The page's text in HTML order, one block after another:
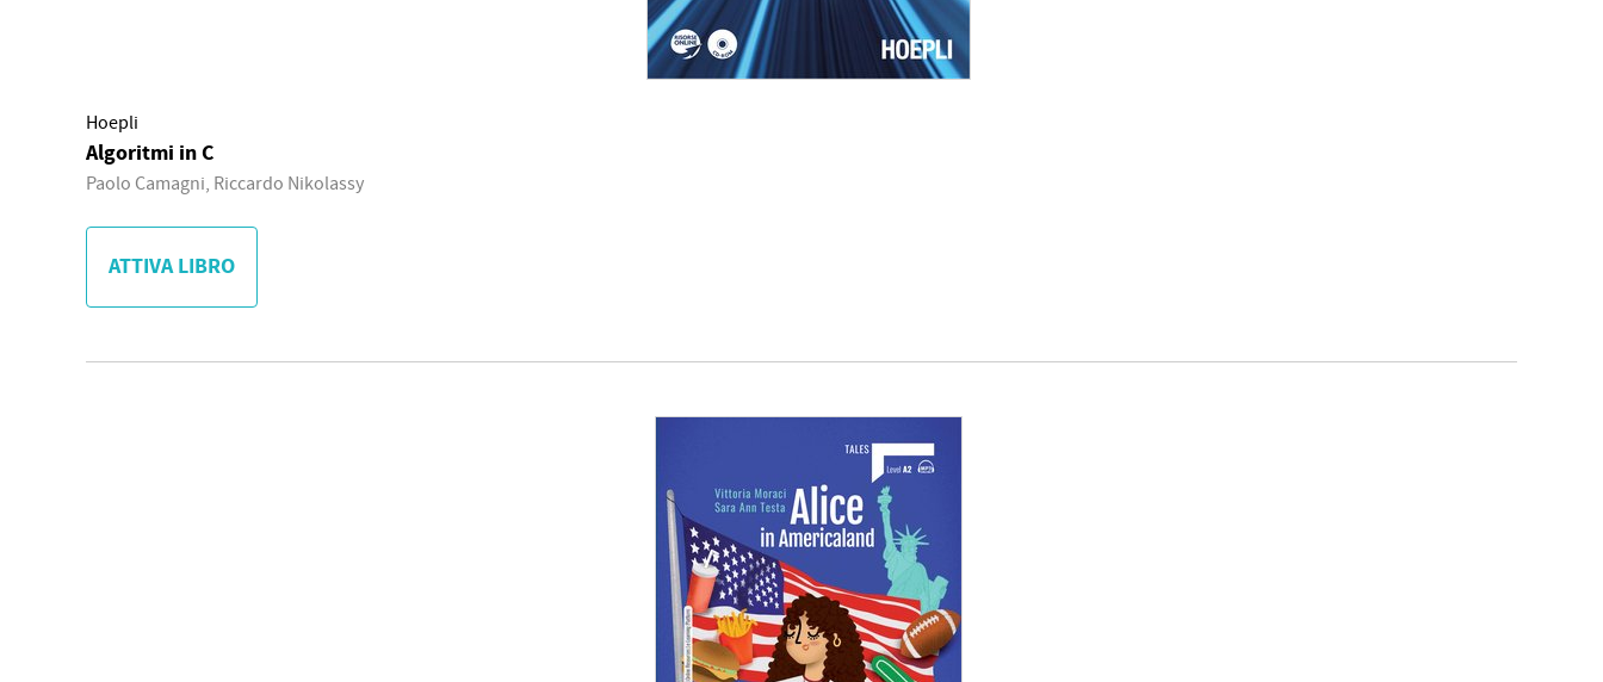
Hoepli
Algoritmi in C
Paolo Camagni, Riccardo Nikolassy
ATTIVA LIBRO